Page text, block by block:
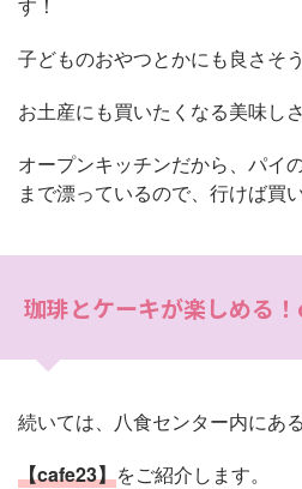
子どものおやつとかにも良さそ
お土産にも買いたくなる美味し
オープンキッチンだから、パイ
まで漂っているので、行けば買
珈琲とケーキが楽しめる
続いては、八食センター内にあ
【cafe23】をご紹介します。